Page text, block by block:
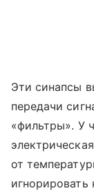
Эти синапсы
передачи
«фильтры». У
от
игнорировать